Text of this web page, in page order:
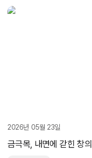
2026년 05월 23일
금극목, 내면에 갇힌 창